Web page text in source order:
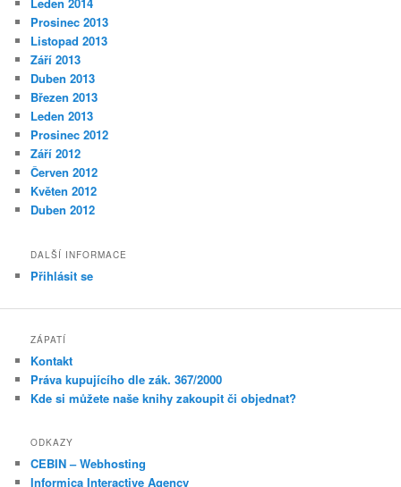
Prosinec 2013
Listopad 2013
Září 2013
Duben 2013
Březen 2013
Leden 2013
Prosinec 2012
Září 2012
Červen 2012
Květen 2012
Duben 2012
DALŠÍ INFORMACE
Přihlásit se
ZÁPATÍ
Kontakt
Práva kupujícího dle zák. 367/2000
Kde si můžete naše knihy zakoupit či objednat?
ODKAZY
CEBIN – Webhosting
Informica Interactive Agency